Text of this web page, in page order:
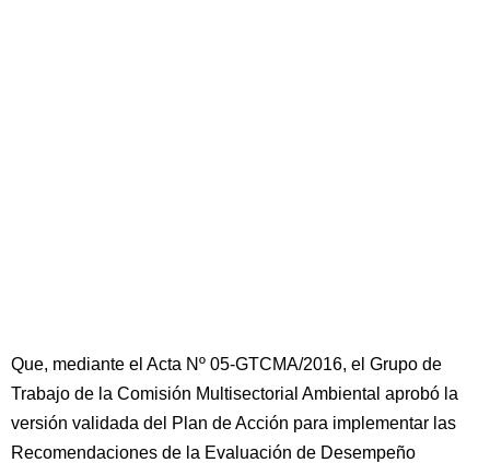
Que, mediante el Acta Nº 05-GTCMA/2016, el Grupo de
Trabajo de la Comisión Multisectorial Ambiental aprobó la
versión validada del Plan de Acción para implementar las
Recomendaciones de la Evaluación de Desempeño